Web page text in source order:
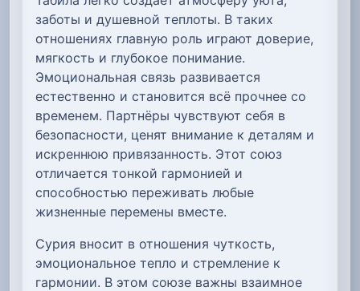
заботы и душевной теплоты. В таких
отношениях главную роль играют доверие,
мягкость и глубокое понимание.
Эмоциональная связь развивается
естественно и становится всё прочнее со
временем. Партнёры чувствуют себя в
безопасности, ценят внимание к деталям и
искреннюю привязанность. Этот союз
отличается тонкой гармонией и
способностью переживать любые
жизненные перемены вместе.
Сурия вносит в отношения чуткость,
эмоциональное тепло и стремление к
гармонии. В этом союзе важны взаимное